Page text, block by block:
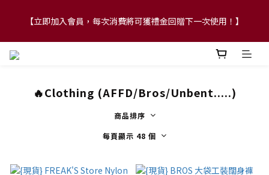
【FLASH SALE 兩件指定現貨產品即享88折】
【立即加入會員，每次消費將可獲禮金回贈下一次使用！】
【FLASH SALE 兩件指定現貨產品即享88折】
🔥Clothing (AFFD/Bros/Unbent.....)
商品排序
每頁顯示 48 個